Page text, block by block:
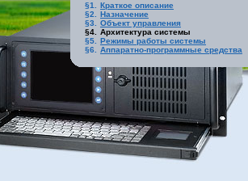
§1.
Краткое описание
§2.
Назначение
§3.
Объект управления
§4.
Архитектура системы
§5.
Режимы работы системы
§6.
Аппаратно-программные средства